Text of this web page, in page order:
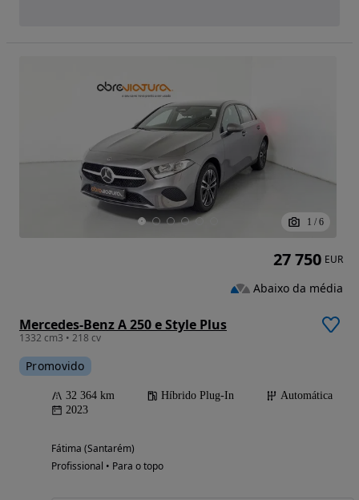
1 / 6
Mercedes-Benz A 250 e Style Plus
1332 cm3 • 218 cv
Promovido
32 364 km Híbrido Plug-In
Automática
2023
Fátima (Santarém)
Profissional • Para o topo
27 750 EUR
Abaixo da média